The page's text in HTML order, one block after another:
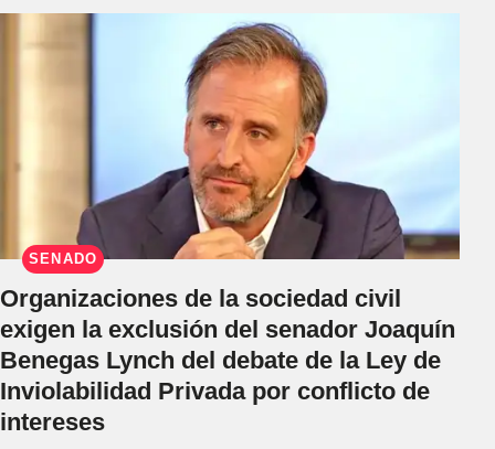
SENADO
Organizaciones de la sociedad civil
exigen la exclusión del senador Joaquín
Benegas Lynch del debate de la Ley de
Inviolabilidad Privada por conflicto de
intereses